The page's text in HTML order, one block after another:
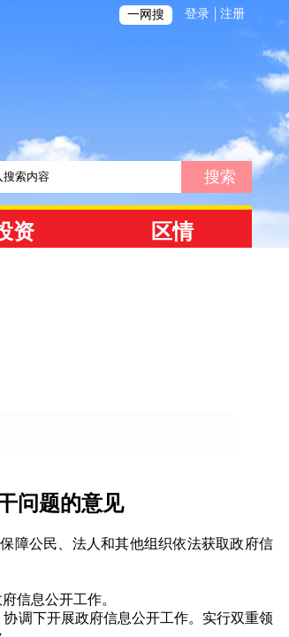
登录 注册
问题的意见
障公民、法人和其他组织依法获取政府信
信息公开工作。
调下开展政府信息公开工作。实行双重领